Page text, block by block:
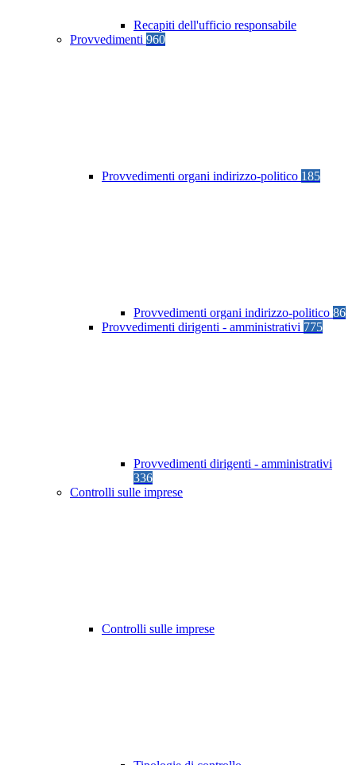
Recapiti dell'ufficio responsabile
Provvedimenti 960
Provvedimenti organi indirizzo-politico 185
Provvedimenti organi indirizzo-politico 86
Provvedimenti dirigenti - amministrativi 775
Provvedimenti dirigenti - amministrativi
336
Controlli sulle imprese
Controlli sulle imprese